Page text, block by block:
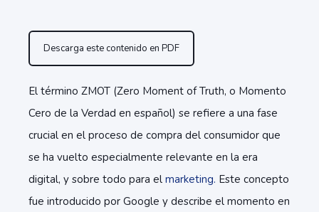
Descarga este contenido en PDF
El término ZMOT (Zero Moment of Truth, o Momento
Cero de la Verdad en español) se refiere a una fase
crucial en el proceso de compra del consumidor que
se ha vuelto especialmente relevante en la era
digital, y sobre todo para el marketing. Este concepto
fue introducido por Google y describe el momento en